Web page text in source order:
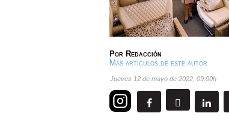
Por Redacción
Más artículos de este autor
jueves 12 de mayo de 2022 09:00h